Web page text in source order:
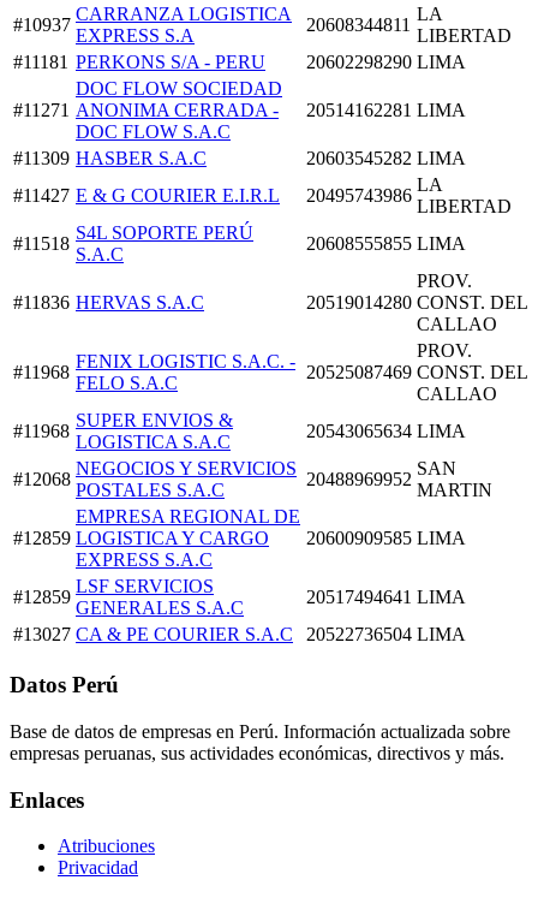
#10937
CARRANZA LOGISTICA
EXPRESS S.A
20608344811
LA
LIBERTAD
#11181 PERKONS S/A - PERU 20602298290 LIMA
#11271
DOC FLOW SOCIEDAD
ANONIMA CERRADA -
DOC FLOW S.A.C
20514162281 LIMA
#11309 HASBER S.A.C 20603545282 LIMA
#11427 E & G COURIER E.I.R.L 20495743986
LA
LIBERTAD
#11518
S4L SOPORTE PERÚ
S.A.C
20608555855 LIMA
#11836 HERVAS S.A.C 20519014280
PROV.
CONST. DEL
CALLAO
#11968
FENIX LOGISTIC S.A.C. -
FELO S.A.C
20525087469
PROV.
CONST. DEL
CALLAO
#11968
SUPER ENVIOS &
LOGISTICA S.A.C
20543065634 LIMA
#12068
NEGOCIOS Y SERVICIOS
POSTALES S.A.C
20488969952
SAN
MARTIN
#12859
EMPRESA REGIONAL DE
LOGISTICA Y CARGO
EXPRESS S.A.C
20600909585 LIMA
#12859
LSF SERVICIOS
GENERALES S.A.C
20517494641 LIMA
#13027 CA & PE COURIER S.A.C 20522736504 LIMA
Datos Perú
Base de datos de empresas en Perú. Información actualizada sobre
empresas peruanas, sus actividades económicas, directivos y más.
Enlaces
Atribuciones
Privacidad